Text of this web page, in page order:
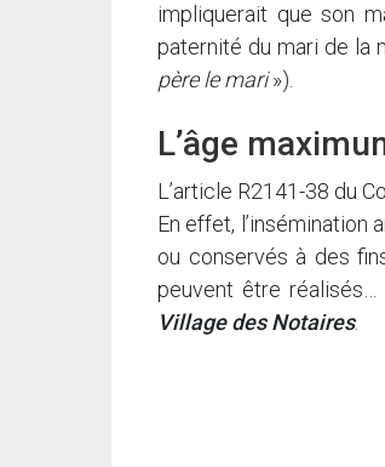
impliquerait que son
paternité du mari de la
père le mari»).
L’âge
L’article R2141-38 du
En effet, l’insémination
ou conservés à des
peuvent être réalisés…
Village des Notaires.